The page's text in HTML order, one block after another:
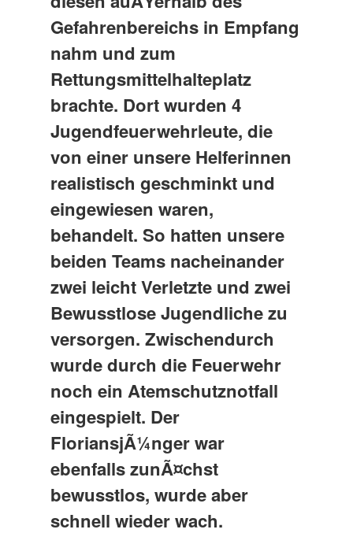
Gefahrenbereichs in Empfang
nahm und zum
Rettungsmittelhalteplatz
brachte. Dort wurden 4
Jugendfeuerwehrleute, die
von einer unsere Helferinnen
realistisch geschminkt und
eingewiesen waren,
behandelt. So hatten unsere
beiden Teams nacheinander
zwei leicht Verletzte und zwei
Bewusstlose Jugendliche zu
versorgen. Zwischendurch
wurde durch die Feuerwehr
noch ein Atemschutznotfall
eingespielt. Der
FloriansjÃ¼nger war
ebenfalls zunÃ¤chst
bewusstlos, wurde aber
schnell wieder wach.